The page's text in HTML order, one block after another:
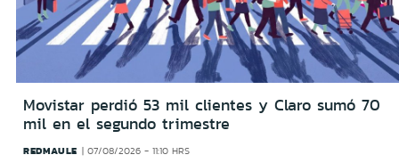
Movistar perdió 53 mil clientes y Claro sumó 70
mil en el segundo trimestre
REDMAULE 07/08/2026 - 11:10 HRS